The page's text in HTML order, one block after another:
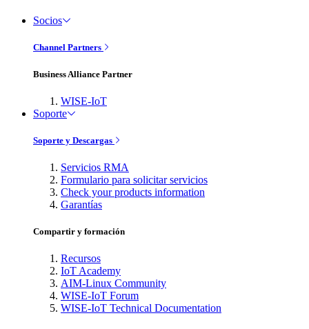
Socios
Channel Partners
Business Alliance Partner
WISE-IoT
Soporte
Soporte y Descargas
Servicios RMA
Formulario para solicitar servicios
Check your products information
Garantías
Compartir y formación
Recursos
IoT Academy
AIM-Linux Community
WISE-IoT Forum
WISE-IoT Technical Documentation